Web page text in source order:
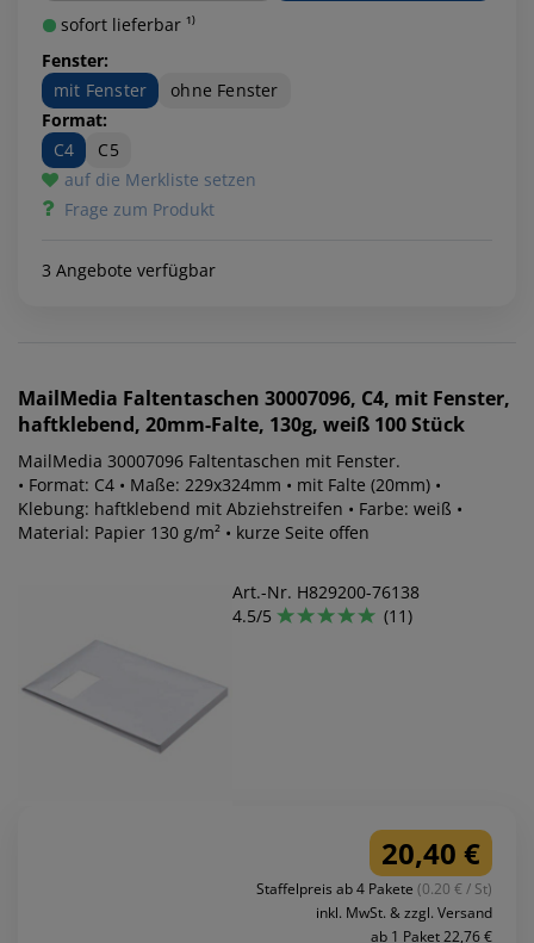
sofort lieferbar ¹⁾
Fenster:
mit Fenster
ohne Fenster
Format:
C4
C5
auf die Merkliste setzen
Frage zum Produkt
3 Angebote verfügbar
MailMedia Faltentaschen 30007096, C4, mit Fenster,
haftklebend, 20mm-Falte, 130g, weiß 100 Stück
MailMedia 30007096 Faltentaschen mit Fenster.
• Format: C4 • Maße: 229x324mm • mit Falte (20mm) •
Klebung: haftklebend mit Abziehstreifen • Farbe: weiß •
Material: Papier 130 g/m² • kurze Seite offen
Art.-Nr. H829200-76138
4.5/5
(11)
20,40 €
Staffelpreis ab 4 Pakete (0.20 € / St)
inkl. MwSt. & zzgl. Versand
ab 1 Paket 22,76 €